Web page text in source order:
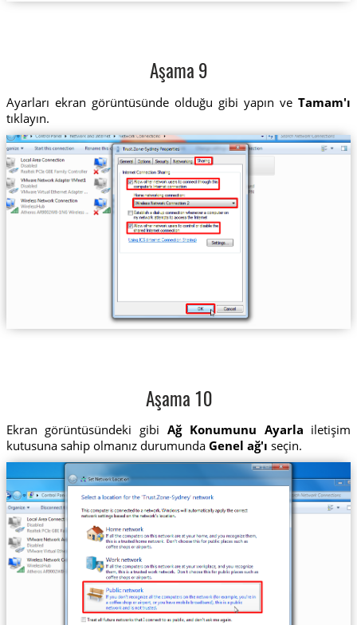
Aşama 9
Ayarları ekran görüntüsünde olduğu gibi yapın veTamam'ı
tıklayın.
Aşama 10
Ekran görüntüsündeki gibi Ağ Konumunu Ayarla iletişim
kutusuna sahip olmanız durumunda Genel ağ'ı seçin.